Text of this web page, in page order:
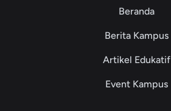
Beranda
Berita Kampus
Artikel Edukatif
Event Kampus